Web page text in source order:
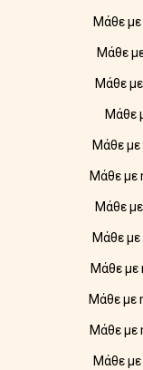
Μάθε με
Μάθε
Μάθε με
Μάθε
Μάθε με
Μάθε με
Μάθε
Μάθε με
Μάθε με
Μάθε με
Μάθε με
Μάθε με